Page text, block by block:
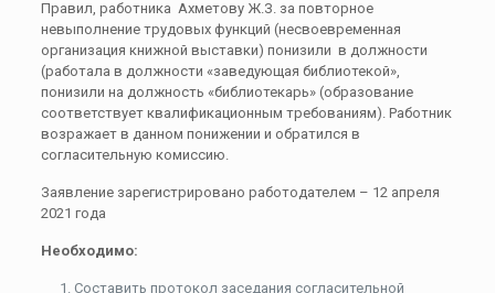
Правил, работника Ахметову Ж.З. за повторное
невыполнение трудовых функций (несвоевременная
организация книжной выставки) понизили в должности
(работала в должности «заведующая библиотекой»,
понизили на должность «библиотекарь» (образование
соответствует квалификационным требованиям). Работник
возражает в данном понижении и обратился в
согласительную комиссию.
Заявление зарегистрировано работодателем – 12 апреля
2021 года
Необходимо:
Составить протокол заседания согласительной